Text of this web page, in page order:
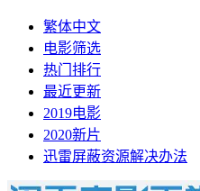
繁体中文
电影筛选
热门排行
最近更新
2019电影
2020新片
迅雷屏蔽资源解决办法